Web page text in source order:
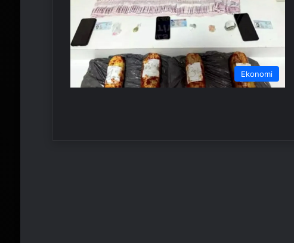
Ekonomi